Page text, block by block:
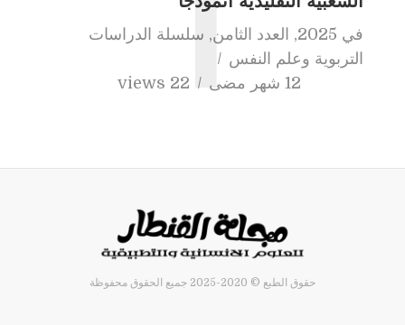
في 2025
, العدد الثامن, سلسلة الدراسات
التربوية وعلم النفس
12 شهر مضى
22 viewsا
حقوق الطبع © 2020-2025 جميع الحقوق محفوظة